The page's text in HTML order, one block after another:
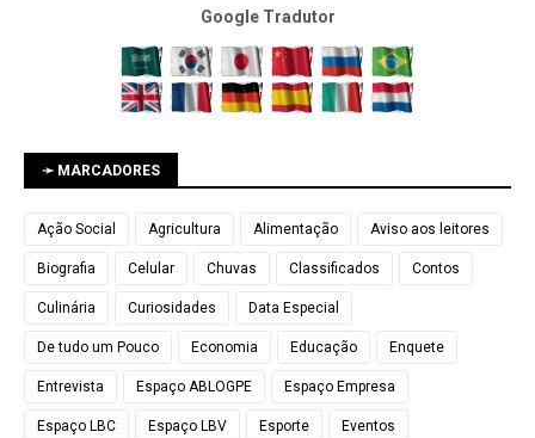
Google Tradutor
➛ MARCADORES
Ação Social Agricultura Alimentação Aviso aos leitores
Biografia Celular Chuvas Classificados Contos
Culinária Curiosidades Data Especial
De tudo um Pouco Economia Educação Enquete
Entrevista Espaço ABLOGPE Espaço Empresa
Espaço LBC Espaço LBV Esporte Eventos